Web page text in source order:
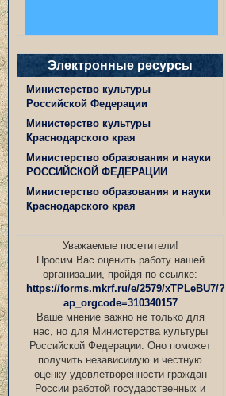
Электронные ресурсы
Министерство культуры
Российской Федерации
Министерство культуры
Краснодарского края
Министерство образования и науки
РОССИЙСКОЙ ФЕДЕРАЦИИ
Министерство образования и науки
Краснодарского края
Уважаемые посетители!
Просим Вас оценить работу нашей
организации, пройдя по ссылке:
https://forms.mkrf.ru/e/2579/xTPLeBU7/?
ap_orgcode=310340157
Ваше мнение важно не только для
нас, но для Министерства культуры
Российской Федерации. Оно поможет
получить независимую и честную
оценку удовлетворенности граждан
России работой государственных и